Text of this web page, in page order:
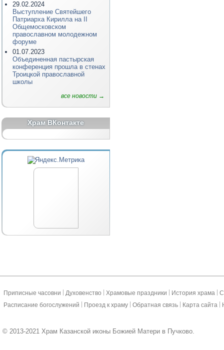
29.02.2024
Выступление Святейшего
Патриарха Кирилла на II
Общемосковском
православном молодежном
форуме
01.07.2023
Объединенная пастырская
конференция прошла в стенах
Троицкой православной
школы
все новости →
Храм ВКонтакте
Приписные часовни Духовенство Храмовые праздники История храма
Расписание богослужений
Проезд к храму Обратная связь Карта сайта
© 2013-2021 Храм Казанской иконы Божией Матери в Пучково.